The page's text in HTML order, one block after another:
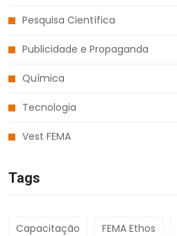
Pesquisa Científica
Publicidade e Propaganda
Química
Tecnologia
Vest FEMA
Tags
Capacitação FEMA Ethos